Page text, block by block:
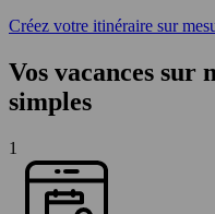
Créez votre itinéraire sur
Vos vacances sur
simples
1